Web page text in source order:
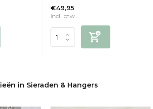
€49,95
Incl. btw
in Sieraden & Hangers